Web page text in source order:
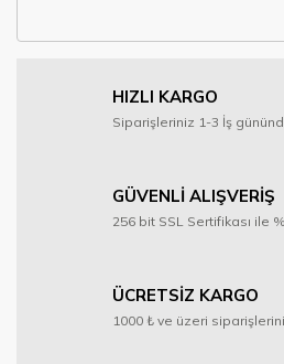
HIZLI KARGO
Siparişleriniz 1-3 İş
GÜVENLİ ALIŞVERİŞ
256 bit SSL Sertifikası ile
ÜCRETSİZ KARGO
1000 ₺ ve üzeri